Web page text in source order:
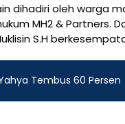
dihadiri oleh warga
MH2 & Partners.
S.H
Tembus 60 Persen